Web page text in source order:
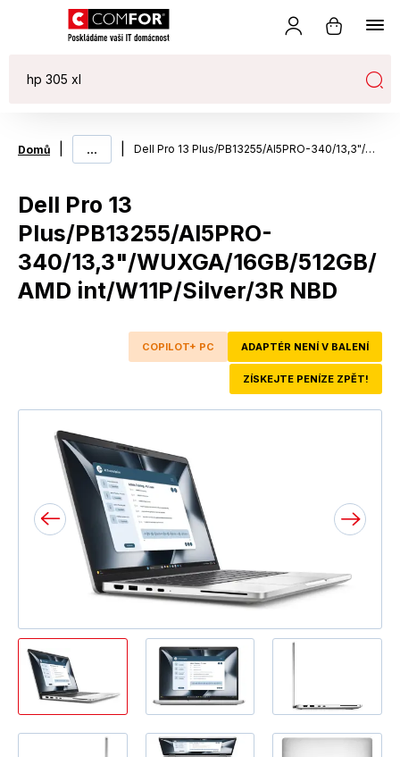
Domů ... Dell Pro 13 Plus/PB13255/AI5PRO-340/13,3"/WUXGA/16GB/512GB/AMD int/W11P/Silver/3R NBD
Dell Pro 13
Plus/PB13255/AI5PRO-
340/13,3"/WUXGA/16GB/512GB/
AMD int/W11P/Silver/3R NBD
COPILOT+ PC ADAPTÉR NENÍ V BALENÍ
ZÍSKEJTE PENÍZE ZPĚT!